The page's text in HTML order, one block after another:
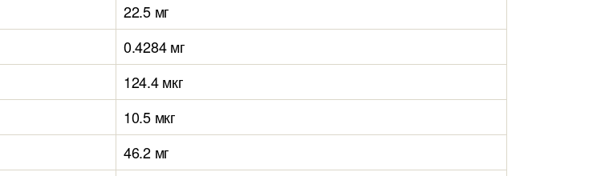
22.5 мг
0.4284 мг
124.4 мкг
10.5 мкг
46.2 мг